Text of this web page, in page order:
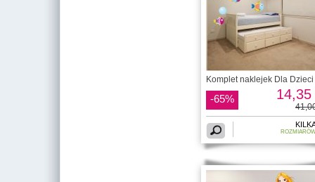
Komplet naklejek Dla Dzieci
-65% 14,35